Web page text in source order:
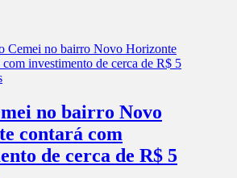
no bairro Novo
contará com
de cerca de R$ 5